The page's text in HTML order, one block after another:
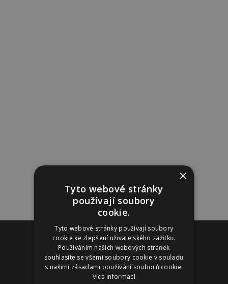
Reklama
×
Tyto webové stránky
používají soubory
cookie.
Tyto webové stránky používají soubory
cookie ke zlepšení uživatelského zážitku.
Používáním našich webových stránek
souhlasíte se všemi soubory cookie v souladu
s našimi zásadami používání souborů cookie.
Více informací